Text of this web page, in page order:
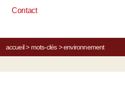
Contact
accueil> mots-clés> environnement